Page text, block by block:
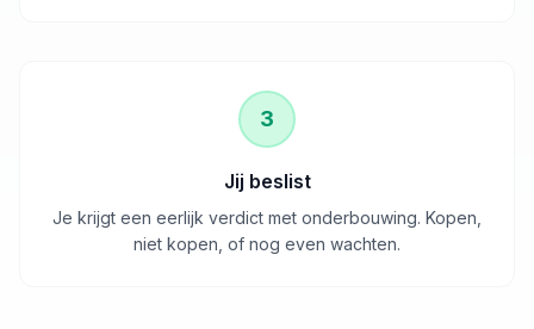
3
Jij beslist
Je krijgt een eerlijk verdict met onderbouwing. Kopen,
niet kopen, of nog even wachten.